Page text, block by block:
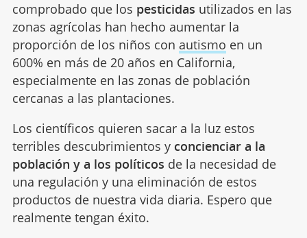
comprobado que los pesticidas utilizados en las
zonas agrícolas han hecho aumentar la
proporción de los niños con autismo en un
600% en más de 20 años en California,
especialmente en las zonas de población
cercanas a las plantaciones.
Los científicos quieren sacar a la luz estos
terribles descubrimientos yconcienciar a la
población y a los políticos de la necesidad de
una regulación y una eliminación de estos
productos de nuestra vida diaria. Espero que
realmente tengan éxito.